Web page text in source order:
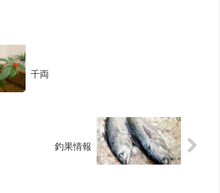
千両
釣果情報